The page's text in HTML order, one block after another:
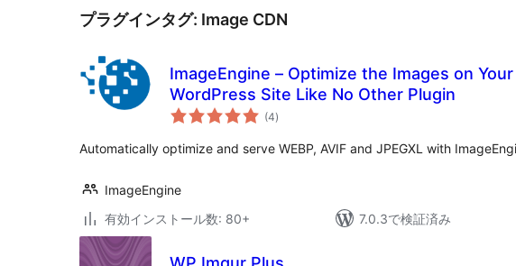
プラグインタグ: Image CDN
ImageEngine – Optimize the Images on Your
WordPress Site Like No Other Plugin
(4個
の
価
)
Automatically optimize and serve WEBP, AVIF and JPEGXL with
ImageEngine
有効インストール数: 80+
7.0.3で検証済み